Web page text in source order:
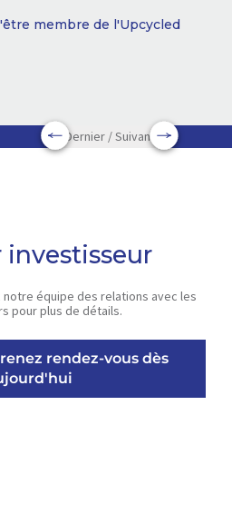
membre de l'Upcycled
Dernier / Suivant
investisseur
équipe des relations avec les
pour plus de détails.
rendez-vous dès